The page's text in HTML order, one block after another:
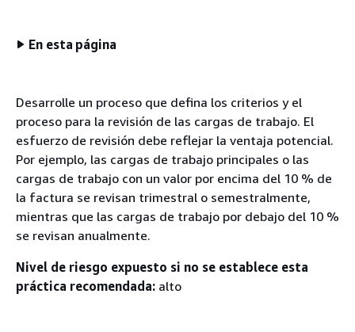
En esta página
Desarrolle un proceso que defina los criterios y el
proceso para la revisión de las cargas de trabajo. El
esfuerzo de revisión debe reflejar la ventaja potencial.
Por ejemplo, las cargas de trabajo principales o las
cargas de trabajo con un valor por encima del 10 % de
la factura se revisan trimestral o semestralmente,
mientras que las cargas de trabajo por debajo del 10 %
se revisan anualmente.
Nivel de riesgo expuesto si no se establece esta
práctica recomendada: alto